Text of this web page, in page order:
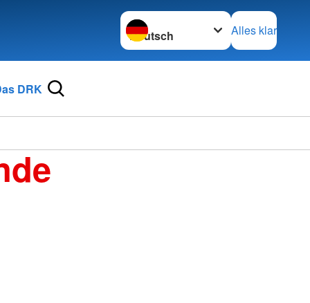
Sprache wechseln zu
Alles klar
DRK